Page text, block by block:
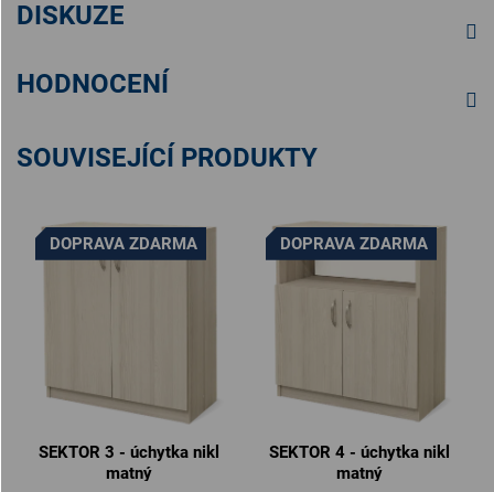
DISKUZE
HODNOCENÍ
SOUVISEJÍCÍ PRODUKTY
DOPRAVA ZDARMA
SEKTOR 3 - úchytka nikl
matný
DOPRAVA ZDARMA
SEKTOR 4 - úchytka nikl
matný